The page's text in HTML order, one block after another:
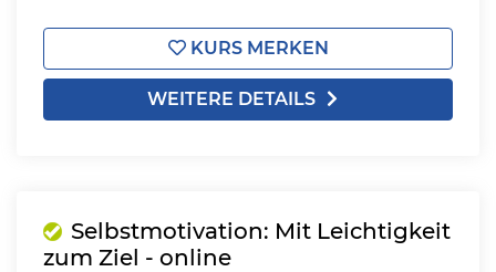
KURS MERKEN
WEITERE DETAILS
Selbstmotivation: Mit Leichtigkeit
zum Ziel - online